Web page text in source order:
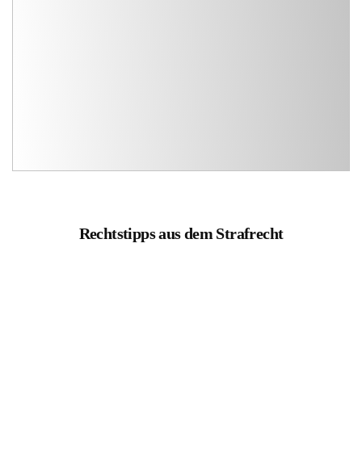
Rechtstipps aus dem Strafrecht